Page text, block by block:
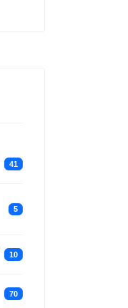
41
5
10
70